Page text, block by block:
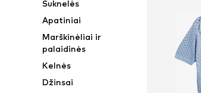
Suknelės
Apatiniai
Marškinėliai ir
palaidinės
Kelnės
Džinsai